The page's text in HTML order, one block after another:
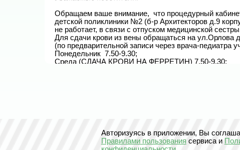
Обращаем ваше внимание,  что процедурный
детской поликлиники №2 (б-р Архитекторов д.9
не работает, в связи с отпуском медицинской
Для сдачи крови из вены обращаться на ул.Орлова
(по предварительной записи через врача-педиатра
Понедельник  7.50-9.30;
Среда (СДАЧА КРОВИ НА ФЕРРЕТИН) 7.50-9.30;
Авторизуясь в приложении, Вы
Правилами пользованиясервиса и